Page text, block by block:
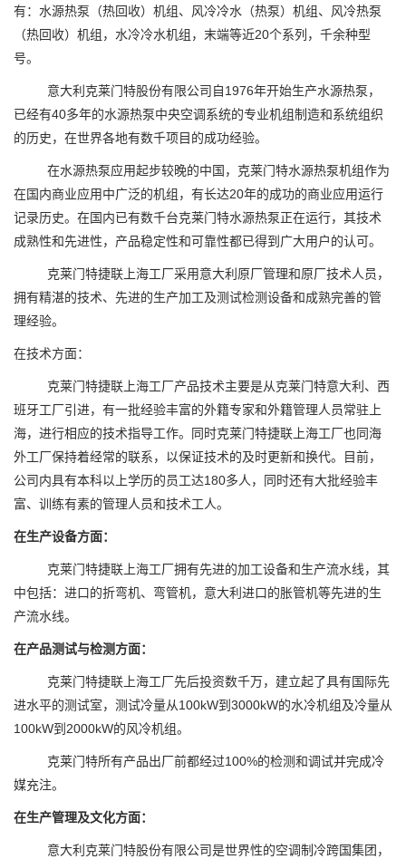
有：水源热泵（热回收）机组、风冷冷水（热泵）机组、风冷热泵
（热回收）机组，水冷冷水机组，末端等近20个系列，千余种型
号。
意大利克莱门特股份有限公司自1976年开始生产水源热泵，
已经有40多年的水源热泵中央空调系统的专业机组制造和系统组织
的历史，在世界各地有数千项目的成功经验。
在水源热泵应用起步较晚的中国，克莱门特水源热泵机组作为
在国内商业应用中广泛的机组，有长达20年的成功的商业应用运行
记录历史。在国内已有数千台克莱门特水源热泵正在运行，其技术
成熟性和先进性，产品稳定性和可靠性都已得到广大用户的认可。
克莱门特捷联上海工厂采用意大利原厂管理和原厂技术人员，
拥有精湛的技术、先进的生产加工及测试检测设备和成熟完善的管
理经验。
在技术方面：
克莱门特捷联上海工厂产品技术主要是从克莱门特意大利、西
班牙工厂引进，有一批经验丰富的外籍专家和外籍管理人员常驻上
海，进行相应的技术指导工作。同时克莱门特捷联上海工厂也同海
外工厂保持着经常的联系，以保证技术的及时更新和换代。目前，
公司内具有本科以上学历的员工达180多人，同时还有大批经验丰
富、训练有素的管理人员和技术工人。
在生产设备方面：
克莱门特捷联上海工厂拥有先进的加工设备和生产流水线，其
中包括：进口的折弯机、弯管机，意大利进口的胀管机等先进的生
产流水线。
在产品测试与检测方面：
克莱门特捷联上海工厂先后投资数千万，建立起了具有国际先
进水平的测试室，测试冷量从100kW到3000kW的水冷机组及冷量从
100kW到2000kW的风冷机组。
克莱门特所有产品出厂前都经过100%的检测和调试并完成冷
媒充注。
在生产管理及文化方面：
意大利克莱门特股份有限公司是世界性的空调制冷跨国集团，